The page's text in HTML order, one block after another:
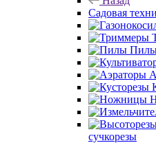
Садовая
сучкорезы